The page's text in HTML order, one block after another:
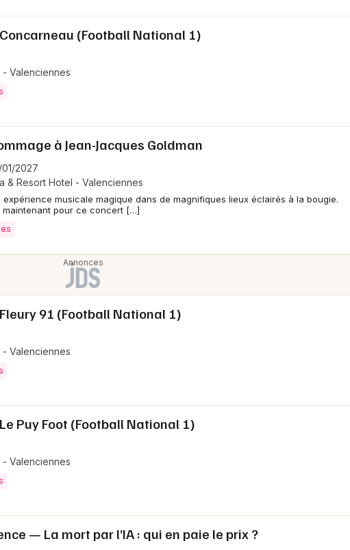
Magazine à Valenciennes
59 - Nord
Choisir mes départements
(Football National 1)
Valenciennes
à Jean-Jacques Goldman
2027
& Resort Hotel - Valenciennes
expérience musicale magique dans de magnifiques lieux éclairés à la bougie.
maintenant pour ce concert […]
91 (Football National 1)
Valenciennes
Puy Foot (Football National 1)
Valenciennes
— La mort par l’IA : qui en paie le prix ?